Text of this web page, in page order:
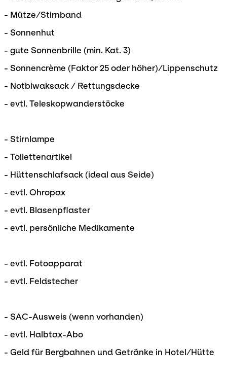
- Mütze/Stirnband
- Sonnenhut
- gute Sonnenbrille (min. Kat. 3)
- Sonnencrème (Faktor 25 oder höher)/Lippenschutz
- Notbiwaksack / Rettungsdecke
- evtl. Teleskopwanderstöcke
- Stirnlampe
- Toilettenartikel
- Hüttenschlafsack (ideal aus Seide)
- evtl. Ohropax
- evtl. Blasenpflaster
- evtl. persönliche Medikamente
- evtl. Fotoapparat
- evtl. Feldstecher
- SAC-Ausweis (wenn vorhanden)
- evtl. Halbtax-Abo
- Geld für Bergbahnen und Getränke in Hotel/Hütte